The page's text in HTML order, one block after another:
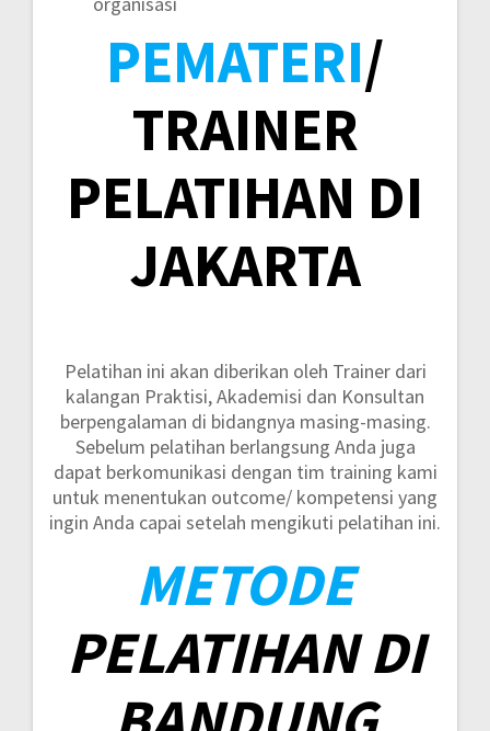
PEMATERI/
TRAINER
PELATIHAN DI
JAKARTA
Pelatihan ini akan diberikan oleh Trainer dari
kalangan Praktisi, Akademisi dan Konsultan
berpengalaman di bidangnya masing-masing.
Sebelum pelatihan berlangsung Anda juga
dapat berkomunikasi dengan tim training kami
untuk menentukan outcome/ kompetensi yang
ingin Anda capai setelah mengikuti pelatihan ini.
METODE
PELATIHAN DI